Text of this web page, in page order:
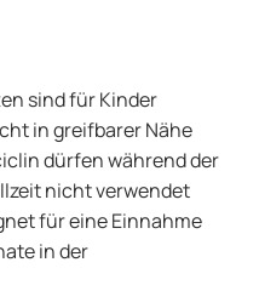
sind für Kinder
in greifbarer Nähe
dürfen während der
nicht verwendet
für eine Einnahme
in der